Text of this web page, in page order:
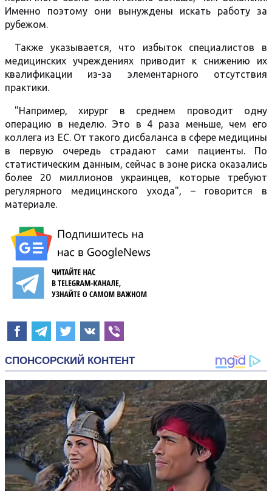
Именно поэтому они вынуждены искать работу за
рубежом.
Также указывается, что избыток специалистов в
медицинских учреждениях приводит к снижению их
квалификации из-за элементарного отсутствия
практики.
"Например, хирург в среднем проводит одну
операцию в неделю. Это в 4 раза меньше, чем его
коллега из ЕС. От такого дисбаланса в сфере медицины
в первую очередь страдают сами пациенты. По
статистическим данным, сейчас в зоне риска оказались
более 20 миллионов украинцев, которые требуют
регулярного медицинского ухода", – говорится в
материале.